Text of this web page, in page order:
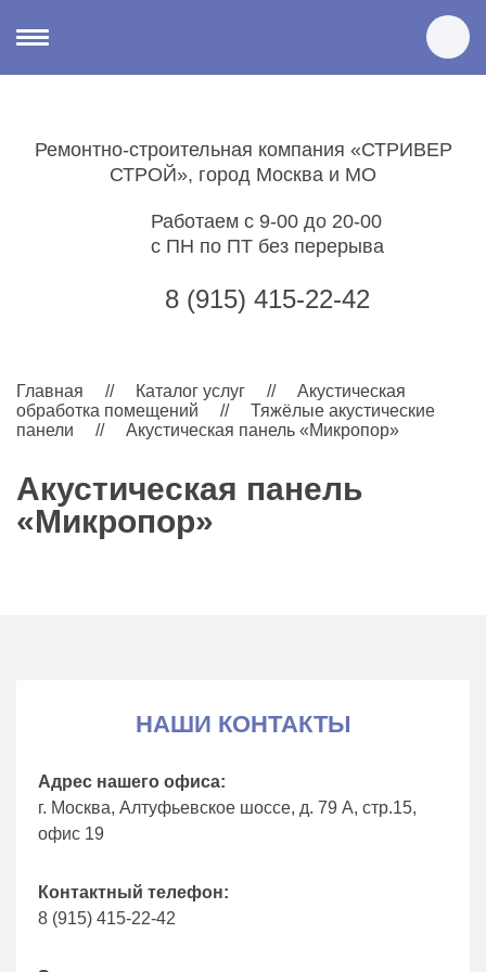
Ремонтно-строительная компания «СТРИВЕР
СТРОЙ», город Москва и МО
Работаем с 9-00 до 20-00
с ПН по ПТ без перерыва
8 (915) 415-22-42
Главная // Каталог услуг //
Акустическая
обработка помещений
//
Тяжёлые акустические
панели
// Акустическая панель «Микропор»
Акустическая панель
«Микропор»
НАШИ КОНТАКТЫ
Адрес нашего офиса:
г. Москва, Алтуфьевское шоссе, д. 79 А, стр.15,
офис 19
Контактный телефон:
8 (915) 415-22-42